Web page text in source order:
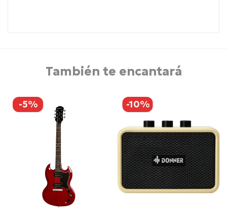
También te encantará
-5% -10%